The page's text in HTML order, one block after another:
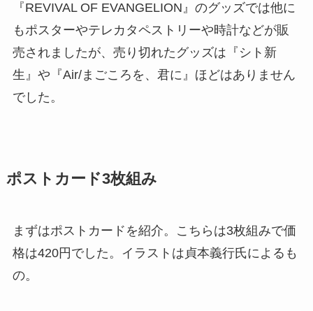
『REVIVAL OF EVANGELION』のグッズでは他に
もポスターやテレカタペストリーや時計などが販
売されましたが、売り切れたグッズは『シト新
生』や『Air/まごころを、君に』ほどはありません
でした。
ポストカード3枚組み
まずはポストカードを紹介。こちらは3枚組みで価
格は420円でした。イラストは貞本義行氏によるも
の。